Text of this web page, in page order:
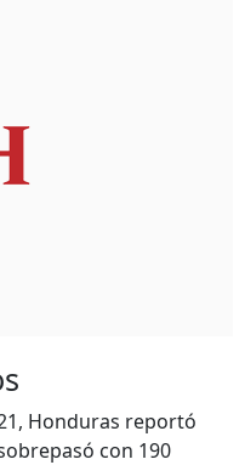
Honduras reportó
con 190